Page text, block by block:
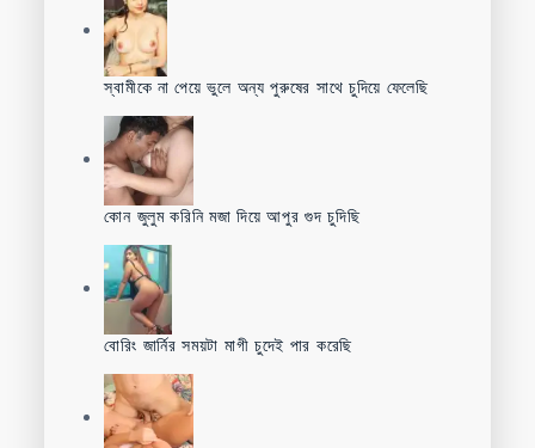
স্বামীকে না পেয়ে ভুলে অন্য পুরুষের সাথে চুদিয়ে ফেলেছি
কোন জুলুম করিনি মজা দিয়ে আপুর গুদ চুদিছি
বোরিং জার্নির সময়টা মাগী চুদেই পার করেছি